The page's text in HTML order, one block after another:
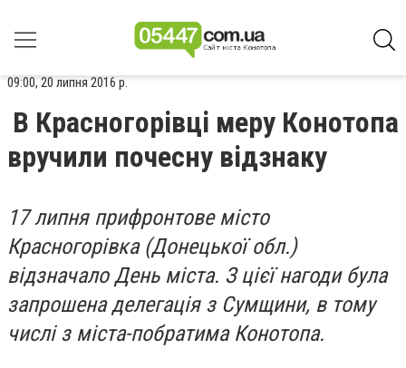
09:00, 20 липня 2016 р.
В Красногорівці меру Конотопа
вручили почесну відзнаку
17 липня прифронтове місто
Красногорівка (Донецької обл.)
відзначало День міста. З цієї нагоди була
запрошена делегація з Сумщини, в тому
числі з міста-побратима Конотопа.